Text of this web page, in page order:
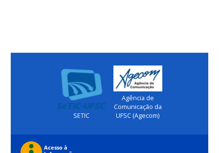
SETIC
Agência de
Comunicação da
UFSC (Agecom)